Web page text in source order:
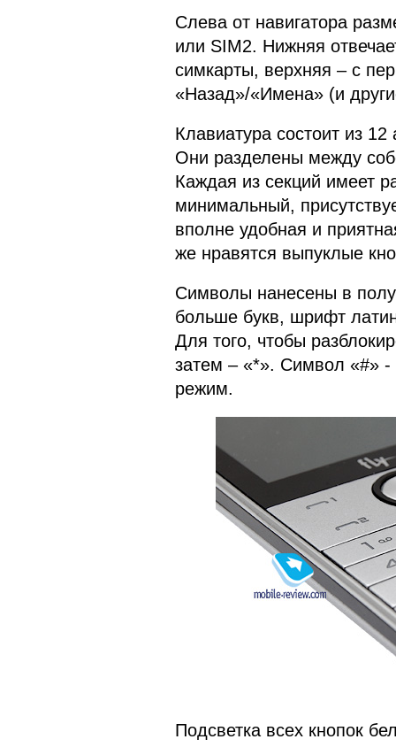
Слева от навигатора
или SIM2. Нижняя
симкарты, верхняя – с
«Назад»/«Имена» (и
Клавиатура состоит из
Они разделены между
Каждая из секций имеет
минимальный,
вполне удобная и
же нравятся выпуклые
Символы нанесены в
больше букв, шрифт
Для того, чтобы
затем – «*». Символ «#»
режим.
Подсветка всех кнопок